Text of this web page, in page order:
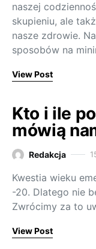
naszej
skupieniu, ale
nasze zdrowie.
sposobów na
View Post
Kto i ile
mówią
Redakcja
Kwestia wieku
-20. Dlatego nie
Zwrócimy za to
View Post